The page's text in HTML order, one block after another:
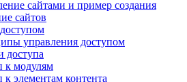
сайтами и пример создания
сайтов
управления доступом
доступа
к модулям
к элементам контента